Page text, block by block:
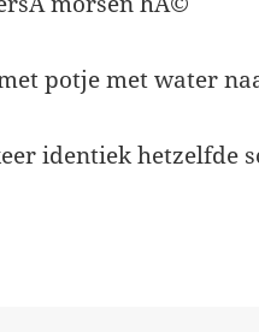
potje met water
identiek hetzelfde